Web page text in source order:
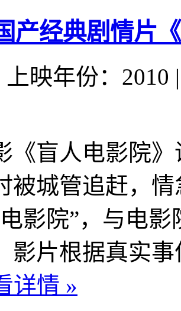
产经典剧情片
上映年份：2010 |
盲人电影院》
被城管追赶，
影院”，与电
影片根据真实
详情 »